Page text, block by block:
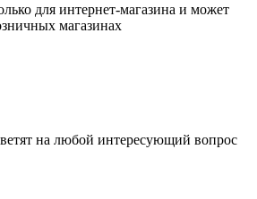
для интернет-магазина и может
магазинах
на любой интересующий вопрос